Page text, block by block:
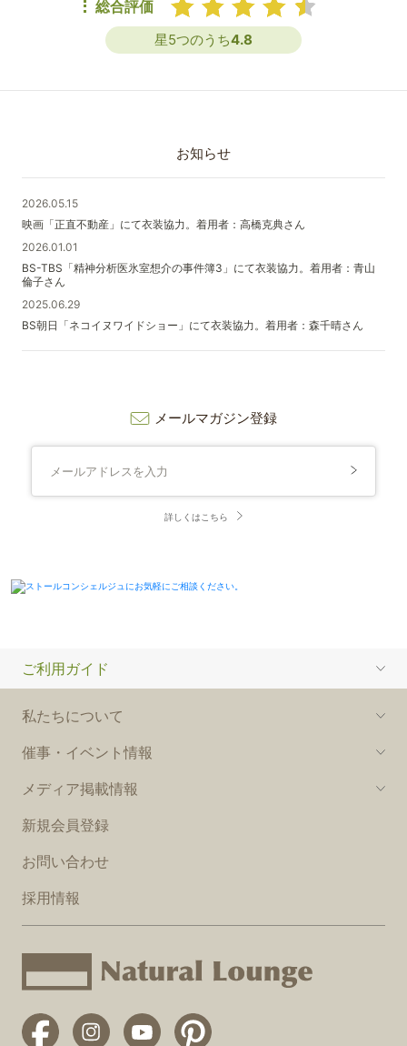
総合評価
星5つのうち4.8
お知らせ
2026.05.15
映画「正直不動産」にて衣装協力。着用者：高橋克典さん
2026.01.01
BS-TBS「精神分析医氷室想介の事件簿3」にて衣装協力。着用者：青山
倫子さん
2025.06.29
BS朝日「ネコイヌワイドショー」にて衣装協力。着用者：森千晴さん
メールマガジン登録
詳しくはこちら
ご利用ガイド
私たちについて
催事・イベント情報
メディア掲載情報
新規会員登録
お問い合わせ
採用情報